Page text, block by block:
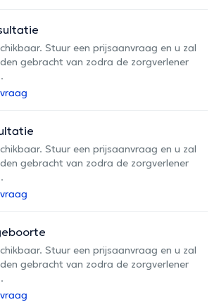
Stuur een prijsaanvraag en u zal
gebracht van zodra de zorgverlener
Stuur een prijsaanvraag en u zal
gebracht van zodra de zorgverlener
Stuur een prijsaanvraag en u zal
gebracht van zodra de zorgverlener